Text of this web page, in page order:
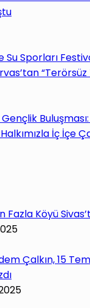
Su Sporları
“Terörsüz
İç İçe
Fazla Köyü
Çalkın, 15